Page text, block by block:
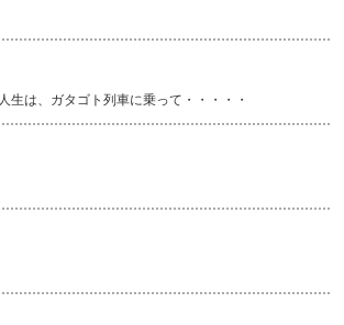
は、ガタゴト列車に乗って・・・・・